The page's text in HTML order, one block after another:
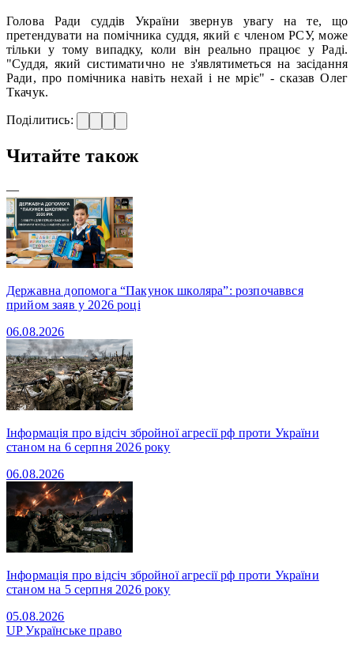
Голова Ради суддів України звернув увагу на те, що
претендувати на помічника суддя, який є членом РСУ, може
тільки у тому випадку, коли він реально працює у Раді.
"Суддя, який систиматично не з'являтиметься на засідання
Ради, про помічника навіть нехай і не мріє" - сказав Олег
Ткачук.
Поділитись:
Читайте також
—
Державна допомога “Пакунок школяра”: розпочаввся
прийом заяв у 2026 році
06.08.2026
Інформація про відсіч збройної агресії рф проти України
станом на 6 серпня 2026 року
06.08.2026
Інформація про відсіч збройної агресії рф проти України
станом на 5 серпня 2026 року
05.08.2026
UPУкраїнське право